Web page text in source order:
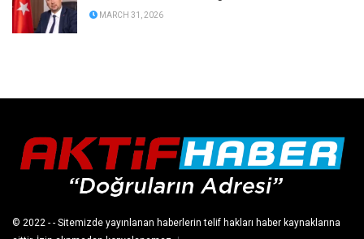
MARCH 31, 2026
© 2022 - - Sitemizde yayınlanan haberlerin telif hakları haber kaynaklarına